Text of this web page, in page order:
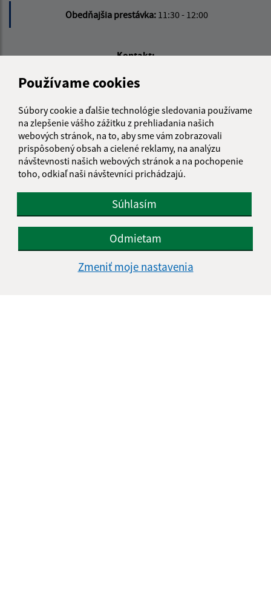
Používame cookies
Súbory cookie a ďalšie technológie sledovania používame
na zlepšenie vášho zážitku z prehliadania našich
webových stránok, na to, aby sme vám zobrazovali
prispôsobený obsah a cielené reklamy, na analýzu
návštevnosti našich webových stránok a na pochopenie
toho, odkiaľ naši návštevníci prichádzajú.
Súhlasím
Odmietam
Zmeniť moje nastavenia
Obedňajšia prestávka: 11:30 - 12:00
Kontakt:
Obecný úrad Košarovce
094 06 Košarovce
info@kosarovce.sk
+421 57 44 98 129
IČO: 00332496